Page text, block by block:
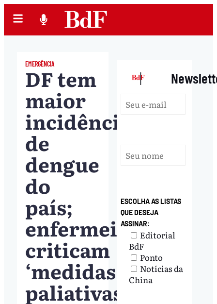
EMERGÊNCIA
DF tem
maior
incidência
de
dengue
do
país;
enfermeiros
criticam
‘medidas
paliativas’
|
ESCOLHA AS LISTAS
QUE DESEJA
ASSINAR:
Editorial
BdF
Ponto
Notícias da
China